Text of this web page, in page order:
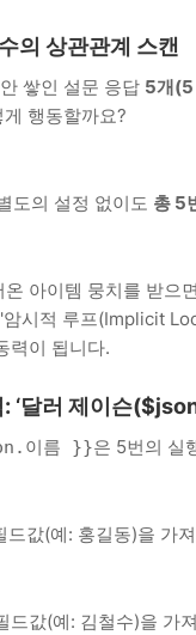
의 상관관계 스캔
쌓인 설문 응답 5개
행동할까요?
도의 설정 없이도 총 5
아이템 뭉치를 받으
시적 루프(Implicit
력이 됩니다.
‘달러 제이슨
이름 }}은 5번의 실
드값(예: 홍길동)을 가
드값(예: 김철수)을 가